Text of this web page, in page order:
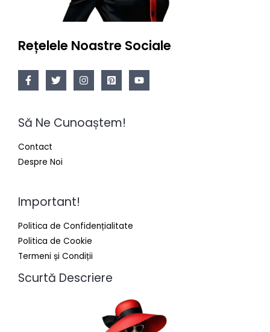
Rețelele Noastre Sociale
Să Ne Cunoaștem!
Contact
Despre Noi
Important!
Politica de Confidențialitate
Politica de Cookie
Termeni și Condiții
Scurtă Descriere